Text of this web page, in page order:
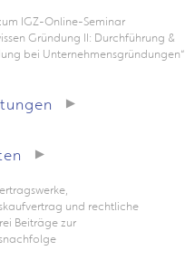
IGZ-Online-Seminar
Gründung II: Durchführung &
bei Unternehmensgründungen“
und rechtliche
Beiträge zur